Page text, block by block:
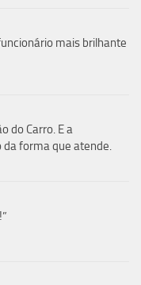
mais brilhante
do Carro. E a
da forma que atende.